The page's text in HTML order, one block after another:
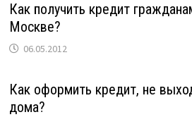
Как получить кредит
Москве?
06.05.2012
Как оформить кредит, не
дома?